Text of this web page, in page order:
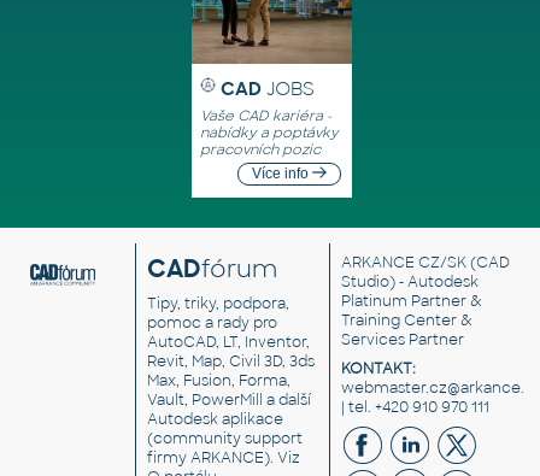
CAD JOBS
Vaše CAD kariéra -
nabídky a poptávky
pracovních pozic
Více info
CADfórum
Tipy, triky, podpora,
pomoc a rady pro
AutoCAD, LT, Inventor,
Revit, Map, Civil 3D, 3ds
Max, Fusion, Forma,
Vault, PowerMill a další
Autodesk aplikace
(community support
firmy ARKANCE). Viz
ARKANCE CZ/SK(CAD
Studio) - Autodesk
Platinum Partner &
Training Center &
Services Partner
KONTAKT:
| tel. +420 910 970 111